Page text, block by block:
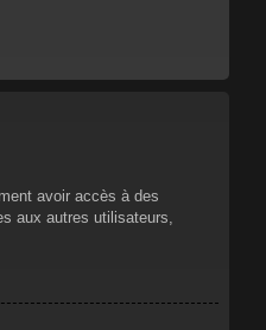
avoir accès à des
aux autres utilisateurs,